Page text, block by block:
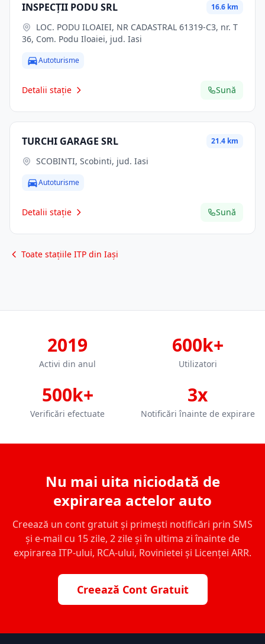
INSPECŢII PODU SRL 16.6 km
36, Com. Podu Iloaiei, jud. Iasi
Autoturisme
Detalii stație Sună
TURCHI GARAGE SRL 21.4 km
SCOBINTI, Scobinti, jud. Iasi
Autoturisme
Detalii stație Sună
Toate stațiile ITP din Iași
2019
Activi din anul
600k+
Utilizatori
500k+
Verificări efectuate
3x
Notificări înainte de expirare
Nu mai uita niciodată de
expirarea actelor auto
Creează un cont gratuit și primești notificări prin SMS
și e-mail cu 15 zile, 2 zile și în ultima zi înainte de
expirarea ITP-ului, RCA-ului, Rovinietei și Licenței ARR.
Creează Cont Gratuit